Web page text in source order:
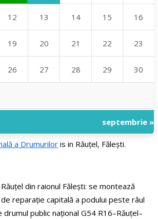
12 13 14 15 16
19 20 21 22 23
26 27 28 29 30
septembrie »
a Drumurilor is in Răuțel, Fălești.
din raionul Fălești: se montează
reparație capitală a podului peste râul
drumul public național G54 R16–Răuțel–